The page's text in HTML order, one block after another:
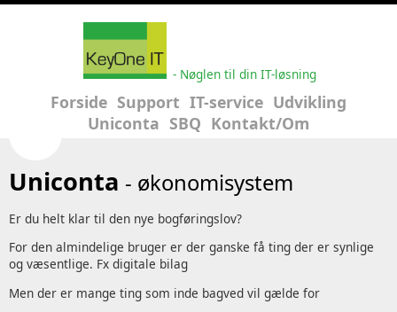
- Nøglen til din IT-løsning
Forside Support IT-service Udvikling
Uniconta SBQ Kontakt/Om
Uniconta - økonomisystem
Er du helt klar til den nye bogføringslov?
For den almindelige bruger er der ganske få ting der er synlige
og væsentlige. Fx digitale bilag
Men der er mange ting som inde bagved vil gælde for